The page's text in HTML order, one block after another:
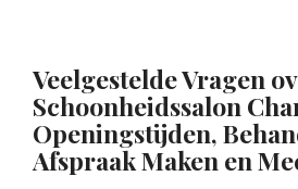
Veelgestelde Vragen
Schoonheidssalon
Openingstijden,
Afspraak Maken en